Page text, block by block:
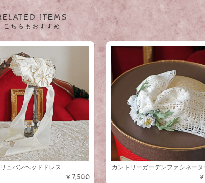
ITEMS
こちらもおすすめ
ュバンヘッドドレス
¥7,500
カントリーガーデンファシネータ